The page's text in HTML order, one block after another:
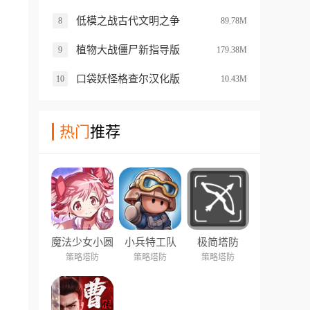
8 低模之战古代文明之争 89.78M
9 植物大战僵尸新指导版 179.38M
10 口袋妖怪格查尔汉化版 10.43M
热门推荐
魔法少女小圆
Magia Exedra
策略塔防
小兵特工队
策略塔防
极简塔防
策略塔防